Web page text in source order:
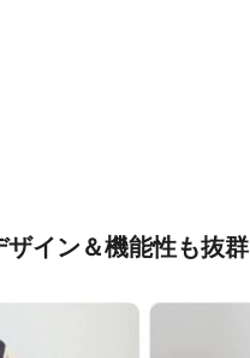
イン＆機能性も抜群